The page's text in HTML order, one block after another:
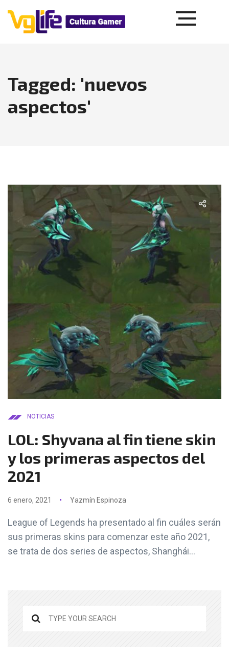
Tagged: 'nuevos
aspectos'
NOTICIAS
LOL: Shyvana al fin tiene skin
y los primeras aspectos del
2021
6 enero, 2021 Yazmín Espinoza
League of Legends ha presentado al fin cuáles serán
sus primeras skins para comenzar este año 2021,
se trata de dos series de aspectos, Shanghái...